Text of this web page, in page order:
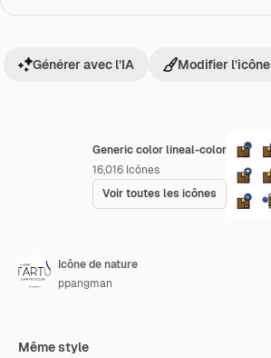
Generic color lineal-color
16,016 Icônes
Voir toutes les icônes
Générer avec l’IA Modifier l’icône
Icône de nature
ppangman
Même style